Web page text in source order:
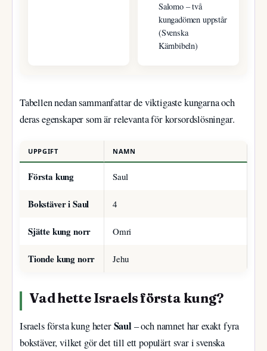
Salomo – två
kungadömen uppstår
(Svenska
Kärnbibeln)
Tabellen nedan sammanfattar de viktigaste kungarna och
deras egenskaper som är relevanta för korsordslösningar.
UPPGIFT NAMN
Första kung Saul
Bokstäver i Saul 4
Sjätte kung norr Omri
Tionde kung norr Jehu
Vad hette Israels första kung?
Israels första kung heterSaul – och namnet har exakt fyra
bokstäver, vilket gör det till ett populärt svar i svenska